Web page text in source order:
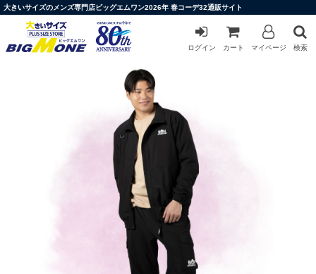
大きいサイズのメンズ専門店ビッグエムワン2026年 春コーデ32通販サイト
ログイン カート マイページ 検索